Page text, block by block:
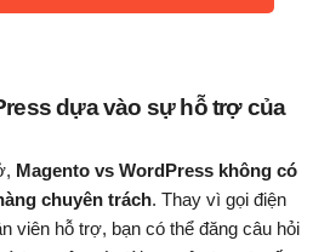
dựa vào sự hỗ trợ của
Magento vs WordPress không có
chuyên trách. Thay vì gọi điện
viên hỗ trợ, bạn có thể đăng câu hỏi